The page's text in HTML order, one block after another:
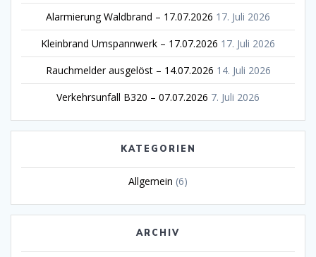
Alarmierung Waldbrand – 17.07.2026 17. Juli 2026
Kleinbrand Umspannwerk – 17.07.2026 17. Juli 2026
Rauchmelder ausgelöst – 14.07.2026 14. Juli 2026
Verkehrsunfall B320 – 07.07.2026 7. Juli 2026
KATEGORIEN
Allgemein (6)
ARCHIV